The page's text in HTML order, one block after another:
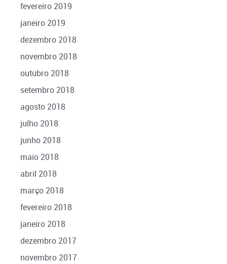
fevereiro 2019
janeiro 2019
dezembro 2018
novembro 2018
outubro 2018
setembro 2018
agosto 2018
julho 2018
junho 2018
maio 2018
abril 2018
março 2018
fevereiro 2018
janeiro 2018
dezembro 2017
novembro 2017